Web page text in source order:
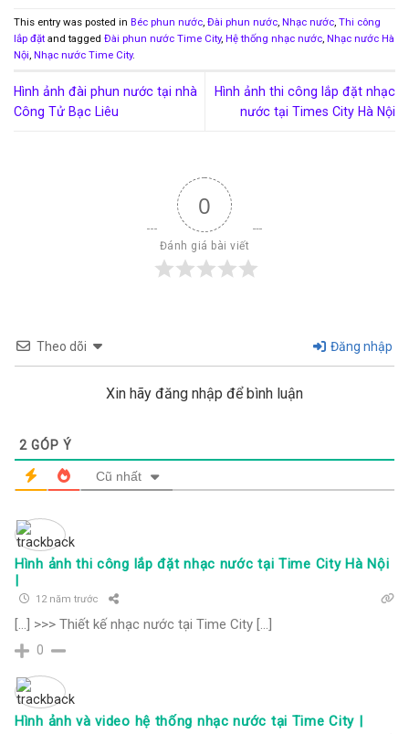
This entry was posted in Béc phun nước, Đài phun nước, Nhạc nước, Thi công
lắp đặt and tagged Đài phun nước Time City, Hệ thống nhạc nước, Nhạc nước Hà
Nội, Nhạc nước Time City.
Hình ảnh đài phun nước tại nhà
Công Tử Bạc Liêu
Hình ảnh thi công lắp đặt nhạc
nước tại Times City Hà Nội
0
Đánh giá bài viết
Theo dõi Đăng nhập
Xin hãy đăng nhập để bình luận
2 GÓP Ý
Cũ nhất
Hình ảnh thi công lắp đặt nhạc nước tại Time City Hà Nội
|
12 năm trước
[…] >>> Thiết kế nhạc nước tại Time City […]
0
Hình ảnh và video hệ thống nhạc nước tại Time City |